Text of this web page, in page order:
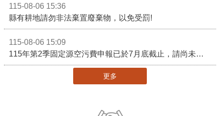
115-08-06 15:36
縣有耕地請勿非法棄置廢棄物，以免受罰!
115-08-06 15:09
更多